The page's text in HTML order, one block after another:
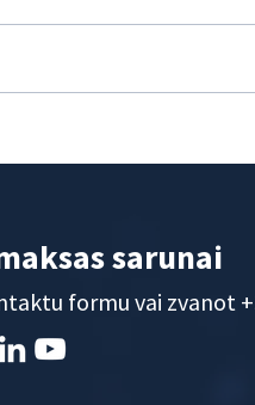
sarunai
formu vai zvanot